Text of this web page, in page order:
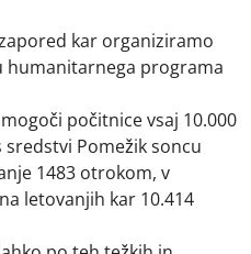
kar organiziramo
humanitarnega programa
počitnice vsaj 10.000
Pomežik soncu
1483 otrokom, v
letovanjih kar 10.414